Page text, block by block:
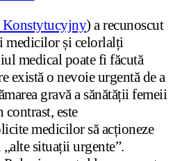
Konstytucyjny) a recunoscut
medicilor și celorlalți
medical poate fi făcută
există o nevoie urgentă de a
gravă a sănătății femeii
contrast, este
medicilor să acționeze
situații urgente”.